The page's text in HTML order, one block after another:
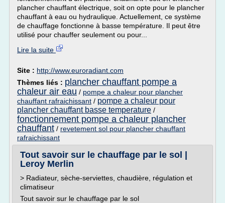
plancher chauffant électrique, soit on opte pour le plancher
chauffant à eau ou hydraulique. Actuellement, ce système
de chauffage fonctionne à basse température. Il peut être
utilisé pour chauffer seulement ou pour...
Lire la suite
Site : http://www.euroradiant.com
Thèmes liés : plancher chauffant pompe a
chaleur air eau / pompe a chaleur pour plancher
chauffant rafraichissant / pompe a chaleur pour
plancher chauffant basse temperature /
fonctionnement pompe a chaleur plancher
chauffant / revetement sol pour plancher chauffant
rafraichissant
Tout savoir sur le chauffage par le sol |
Leroy Merlin
> Radiateur, sèche-serviettes, chaudière, régulation et
climatiseur
Tout savoir sur le chauffage par le sol